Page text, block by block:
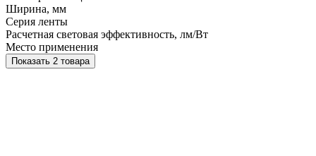
Ширина, мм
Серия ленты
Расчетная световая эффективность, лм/Вт
Место применения
Показать 2 товара